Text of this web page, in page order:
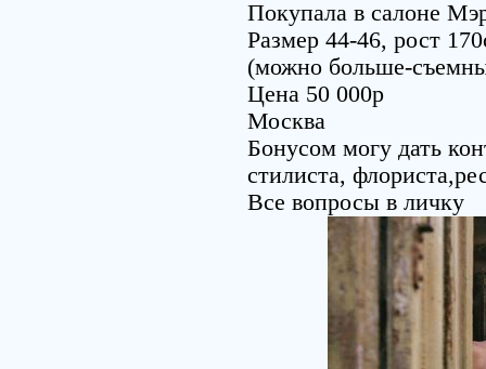
Покупала в салоне
Размер 44-46, рост
(можно больше-
Цена 50 000р
Москва
Бонусом могу дать
стилиста,
Все вопросы в личку